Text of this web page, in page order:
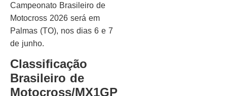
Campeonato Brasileiro de
Motocross 2026 será em
Palmas (TO), nos dias 6 e 7
de junho.
Classificação
Brasileiro de
Motocross/MX1GP